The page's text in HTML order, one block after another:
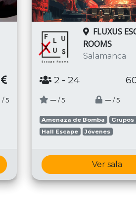
/ 5
FLUXUS
ROOMS
Salamanca
2 - 24
─ / 5 ─ / 5
Amenaza de Bomba
Hall Escape
Jóvenes
Ver sala